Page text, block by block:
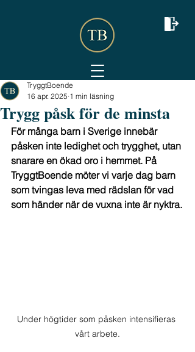
Trygg påsk för de minsta
TryggtBoende
16 apr. 2025 1 min läsning
För många barn i Sverige innebär
påsken inte ledighet och trygghet, utan
snarare en ökad oro i hemmet. På
TryggtBoende möter vi varje dag barn
som tvingas leva med rädslan för vad
som händer när de vuxna inte är nyktra.
Under högtider som påsken intensifieras
vårt arbete.